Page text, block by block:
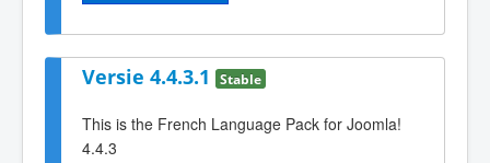
Versie 4.4.3.1 Stable
This is the French Language Pack for Joomla!
4.4.3